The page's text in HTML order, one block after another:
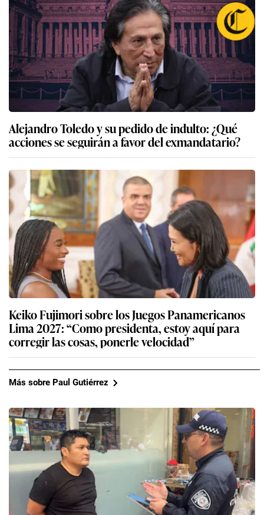
Alejandro Toledo y su pedido de indulto: ¿Qué
acciones se seguirán a favor del exmandatario?
Keiko Fujimori sobre los Juegos Panamericanos
Lima 2027: “Como presidenta, estoy aquí para
corregir las cosas, ponerle velocidad”
Más sobre Paul Gutiérrez